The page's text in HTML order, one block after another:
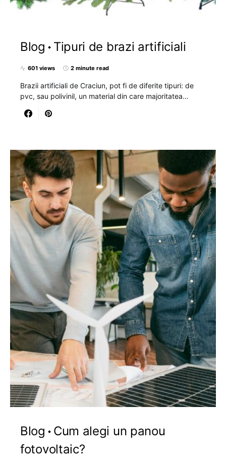
Blog Tipuri de brazi artificiali
601 views 2 minute read
Brazii artificiali de Craciun, pot fi de diferite tipuri: de
pvc, sau polivinil, un material din care majoritatea…
Blog
Cum alegi un panou
fotovoltaic?